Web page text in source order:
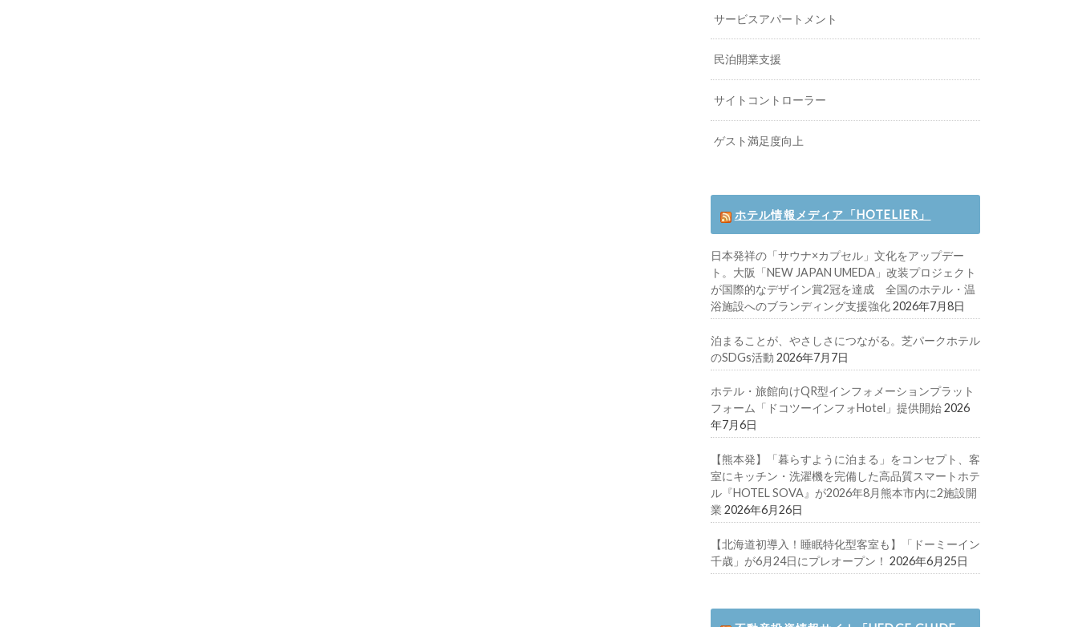
サービスアパートメント
民泊開業支援
サイトコントローラー
ゲスト満足度向上
ホテル情報メディア「HOTELIER」
日本発祥の「サウナ×カプセル」文化をアップデー
ト。大阪「NEW JAPAN UMEDA」改装プロジェクト
が国際的なデザイン賞2冠を達成 全国のホテル・温
浴施設へのブランディング支援強化2026年7月8日
泊まることが、やさしさにつながる。芝パークホテル
のSDGs活動 2026年7月7日
ホテル・旅館向けQR型インフォメーションプラット
フォーム「ドコツーインフォHotel」提供開始2026
年7月6日
【熊本発】「暮らすように泊まる」をコンセプト、客
室にキッチン・洗濯機を完備した高品質スマートホテ
ル『HOTEL SOVA』が2026年8月熊本市内に2施設開
業 2026年6月26日
【北海道初導入！睡眠特化型客室も】「ドーミーイン
千歳」が6月24日にプレオープン！ 2026年6月25日